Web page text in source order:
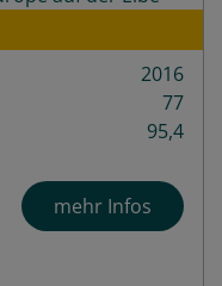
2016
77
95,4
mehr Infos